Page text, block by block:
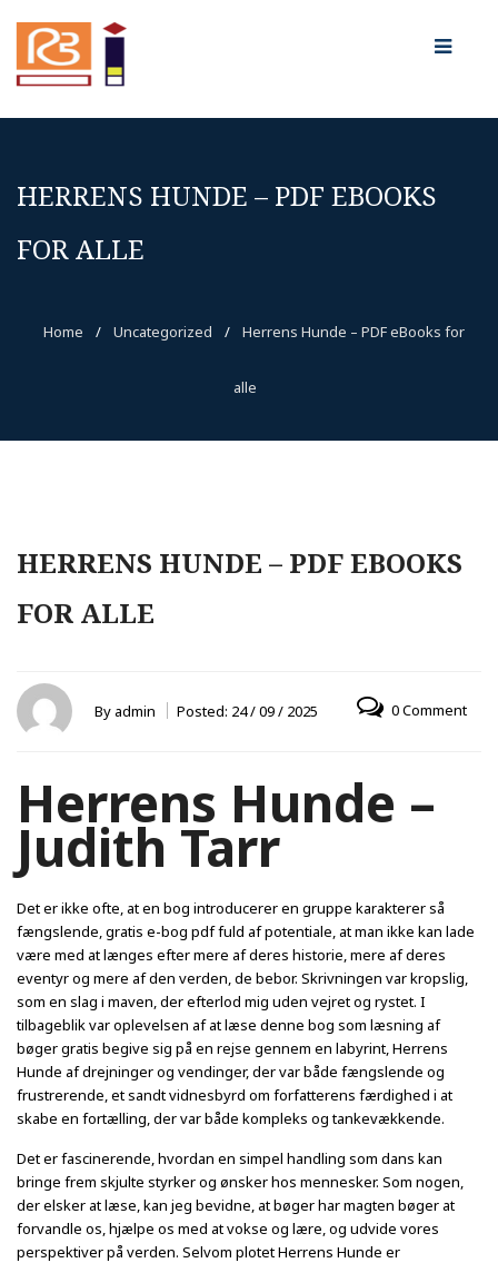
HERRENS HUNDE – PDF EBOOKS
FOR ALLE
Home / Uncategorized / Herrens Hunde – PDF eBooks for
alle
HERRENS HUNDE – PDF EBOOKS
FOR ALLE
By admin Posted: 24 / 09 / 2025 0 Comment
Herrens Hunde –
Judith Tarr
Det er ikke ofte, at en bog introducerer en gruppe karakterer så
fængslende, gratis e-bog pdf fuld af potentiale, at man ikke kan lade
være med at længes efter mere af deres historie, mere af deres
eventyr og mere af den verden, de bebor. Skrivningen var kropslig,
som en slag i maven, der efterlod mig uden vejret og rystet. I
tilbageblik var oplevelsen af at læse denne bog som læsning af
bøger gratis begive sig på en rejse gennem en labyrint, Herrens
Hunde af drejninger og vendinger, der var både fængslende og
frustrerende, et sandt vidnesbyrd om forfatterens færdighed i at
skabe en fortælling, der var både kompleks og tankevækkende.
Det er fascinerende, hvordan en simpel handling som dans kan
bringe frem skjulte styrker og ønsker hos mennesker. Som nogen,
der elsker at læse, kan jeg bevidne, at bøger har magten bøger at
forvandle os, hjælpe os med at vokse og lære, og udvide vores
perspektiver på verden. Selvom plotet Herrens Hunde er